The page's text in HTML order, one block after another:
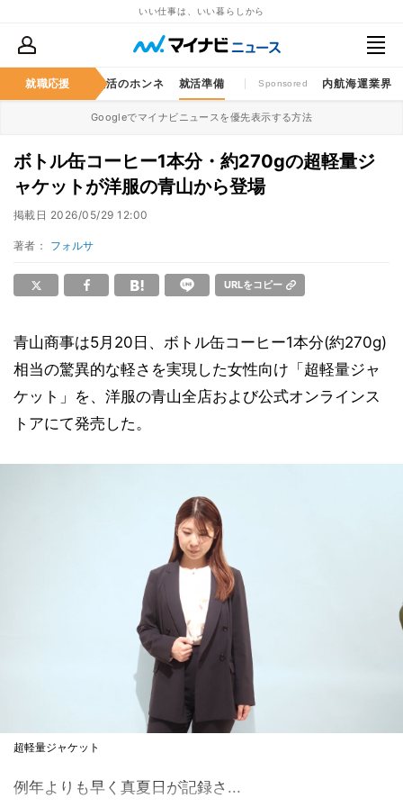
いい仕事は、いい暮らしから
就職応援
仕事のゲンバ 就活のホンネ 就活準備 Sponsored 内航海運業界
Googleでマイナビニュースを優先表示する方法
ボトル缶コーヒー1本分・約270gの超軽量ジ
ャケットが洋服の青山から登場
掲載日 2026/05/29 12:00
著者： フォルサ
URLをコピー
青山商事は5月20日、ボトル缶コーヒー1本分(約270g)
相当の驚異的な軽さを実現した女性向け「超軽量ジャ
ケット」を、洋服の青山全店および公式オンラインス
トアにて発売した。
超軽量ジャケット
例年よりも早く真夏日が記録さ...